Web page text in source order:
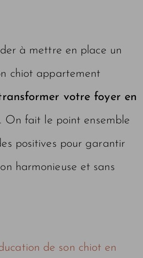
à mettre en place un
chiot appartement
votre foyer en
. On fait le point ensemble
positives pour garantir
harmonieuse et sans
de son chiot en